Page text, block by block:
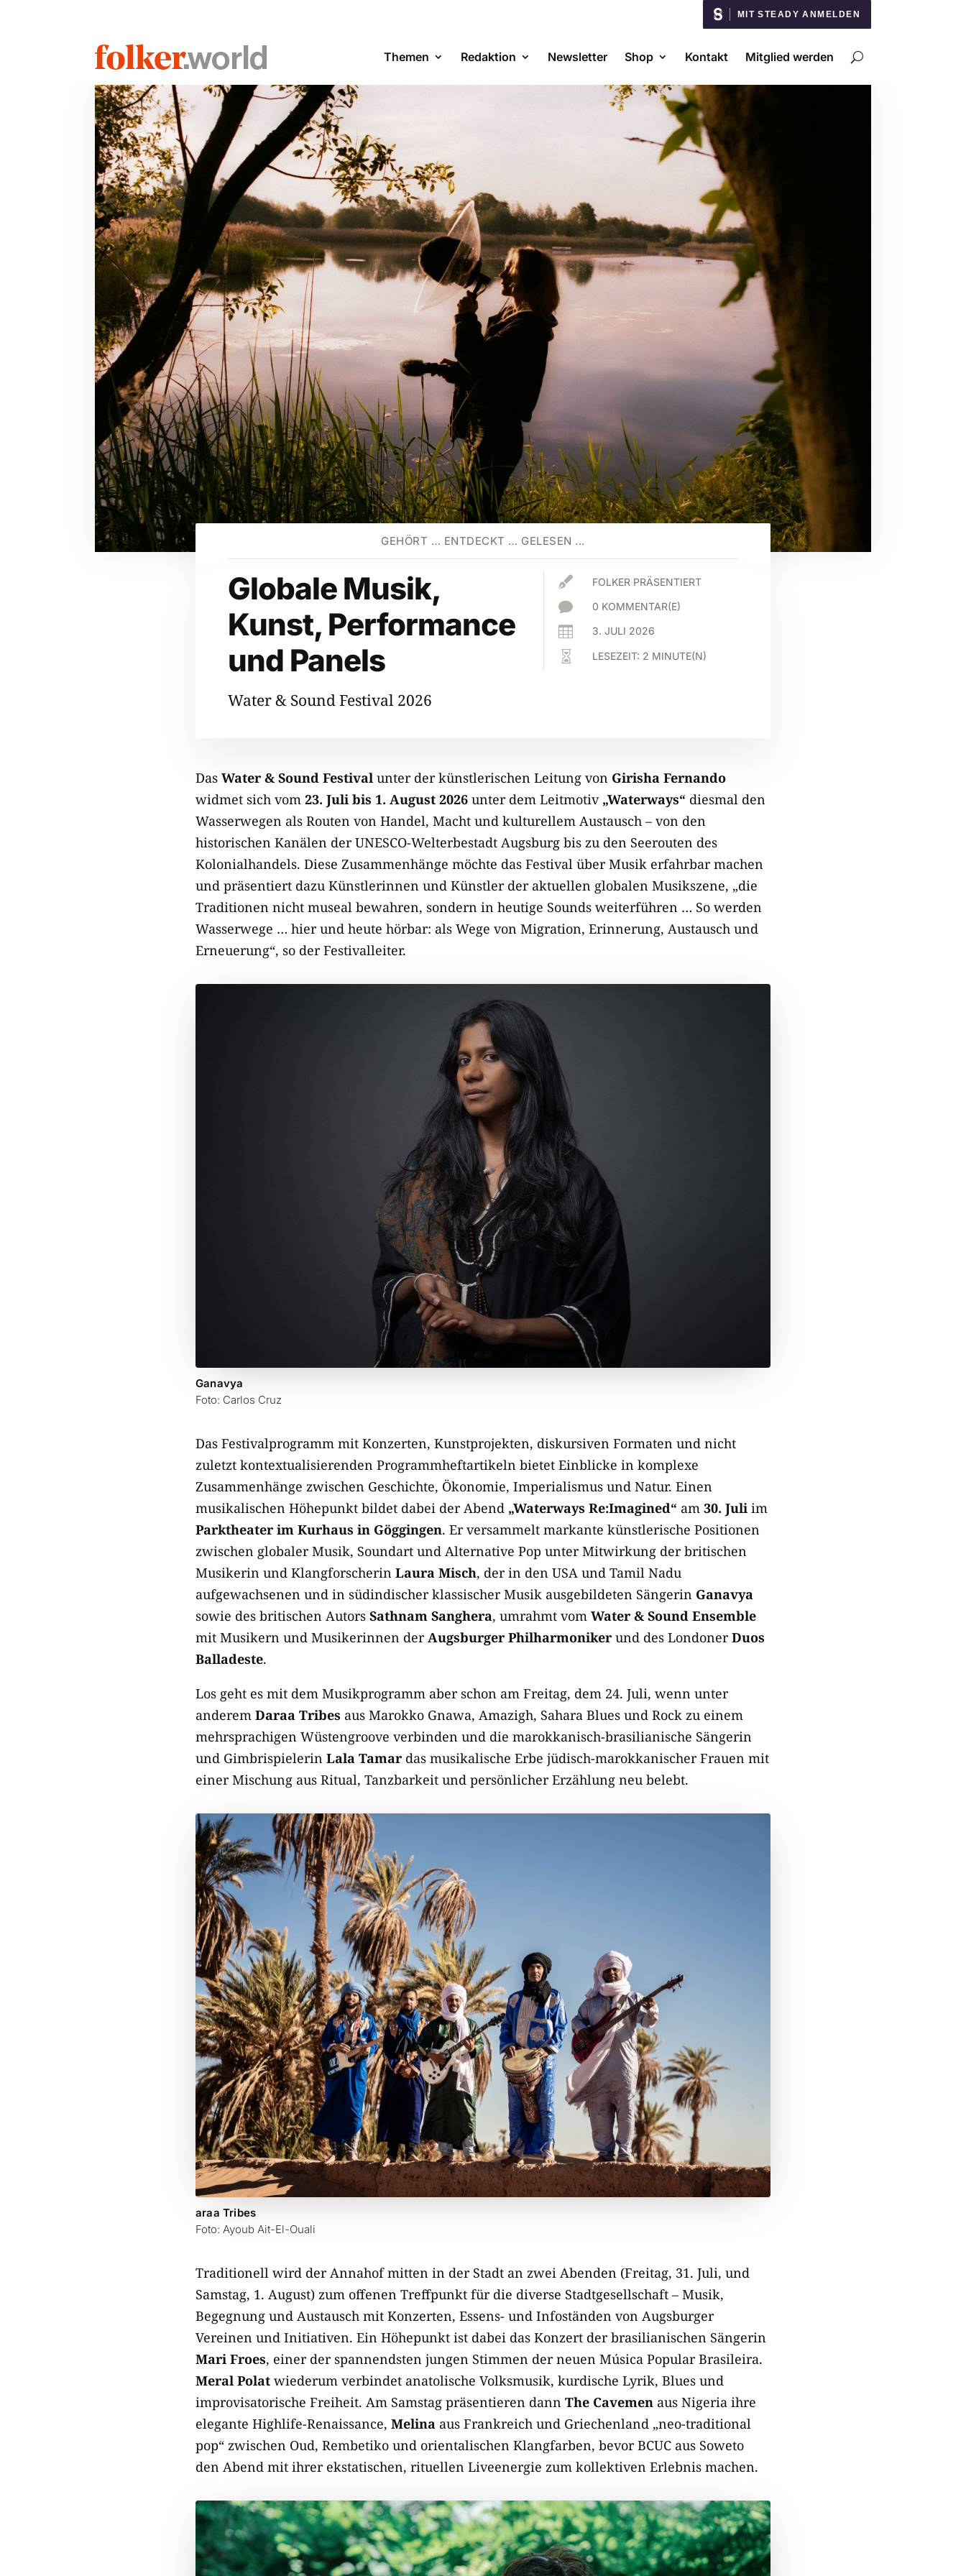
MIT STEADY ANMELDEN
Themen Redaktion Newsletter Shop Kontakt Mitglied werden
GEHÖRT … ENTDECKT … GELESEN ...
Globale Musik,
Kunst, Performance
und Panels
Water & Sound Festival 2026
 FOLKER PRÄSENTIERT
 0 KOMMENTAR(E)
 3. JULI 2026
 LESEZEIT: 2 MINUTE(N)
Das Water & Sound Festival unter der künstlerischen Leitung von Girisha Fernando
widmet sich vom 23. Juli bis 1. August 2026 unter dem Leitmotiv „Waterways“ diesmal den
Wasserwegen als Routen von Handel, Macht und kulturellem Austausch – von den
historischen Kanälen der UNESCO-Welterbestadt Augsburg bis zu den Seerouten des
Kolonialhandels. Diese Zusammenhänge möchte das Festival über Musik erfahrbar machen
und präsentiert dazu Künstlerinnen und Künstler der aktuellen globalen Musikszene, „die
Traditionen nicht museal bewahren, sondern in heutige Sounds weiterführen … So werden
Wasserwege … hier und heute hörbar: als Wege von Migration, Erinnerung, Austausch und
Erneuerung“, so der Festivalleiter.
Ganavya
Foto: Carlos Cruz
Das Festivalprogramm mit Konzerten, Kunstprojekten, diskursiven Formaten und nicht
zuletzt kontextualisierenden Programmheftartikeln bietet Einblicke in komplexe
Zusammenhänge zwischen Geschichte, Ökonomie, Imperialismus und Natur. Einen
musikalischen Höhepunkt bildet dabei der Abend „Waterways Re:Imagined“ am 30. Juli im
Parktheater im Kurhaus in Göggingen. Er versammelt markante künstlerische Positionen
zwischen globaler Musik, Soundart und Alternative Pop unter Mitwirkung der britischen
Musikerin und Klangforscherin Laura Misch, der in den USA und Tamil Nadu
aufgewachsenen und in südindischer klassischer Musik ausgebildeten Sängerin Ganavya
sowie des britischen Autors Sathnam Sanghera, umrahmt vom Water & Sound Ensemble
mit Musikern und Musikerinnen der Augsburger Philharmoniker und des LondonerDuos
Balladeste.
Los geht es mit dem Musikprogramm aber schon am Freitag, dem 24. Juli, wenn unter
anderem Daraa Tribes aus Marokko Gnawa, Amazigh, Sahara Blues und Rock zu einem
mehrsprachigen Wüstengroove verbinden und die marokkanisch-brasilianische Sängerin
und Gimbrispielerin Lala Tamar das musikalische Erbe jüdisch-marokkanischer Frauen mit
einer Mischung aus Ritual, Tanzbarkeit und persönlicher Erzählung neu belebt.
araa Tribes
Foto: Ayoub Ait-El-Ouali
Traditionell wird der Annahof mitten in der Stadt an zwei Abenden (Freitag, 31. Juli, und
Samstag, 1. August) zum offenen Treffpunkt für die diverse Stadtgesellschaft – Musik,
Begegnung und Austausch mit Konzerten, Essens- und Infoständen von Augsburger
Vereinen und Initiativen. Ein Höhepunkt ist dabei das Konzert der brasilianischen Sängerin
Mari Froes, einer der spannendsten jungen Stimmen der neuen Música Popular Brasileira.
Meral Polat wiederum verbindet anatolische Volksmusik, kurdische Lyrik, Blues und
improvisatorische Freiheit. Am Samstag präsentieren dann The Cavemen aus Nigeria ihre
elegante Highlife-Renaissance, Melina aus Frankreich und Griechenland „neo-traditional
pop“ zwischen Oud, Rembetiko und orientalischen Klangfarben, bevor BCUC aus Soweto
den Abend mit ihrer ekstatischen, rituellen Liveenergie zum kollektiven Erlebnis machen.